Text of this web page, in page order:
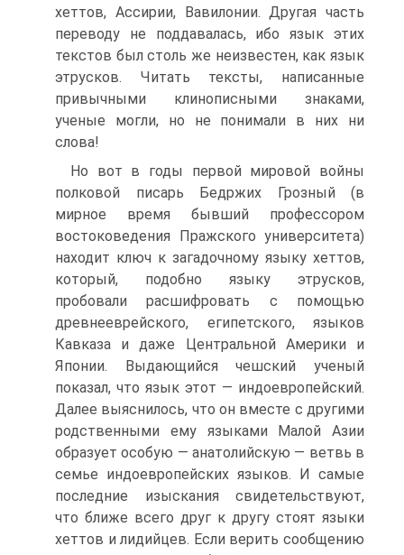
хеттов, Ассирии, Вавилонии. Другая часть
переводу не поддавалась, ибо язык этих
текстов был столь же неизвестен, как язык
этрусков. Читать тексты, написанные
привычными клинописными знаками,
ученые могли, но не понимали в них ни
слова!
Но вот в годы первой мировой войны
полковой писарь Бедржих Грозный (в
мирное время бывший профессором
востоковедения Пражского университета)
находит ключ к загадочному языку хеттов,
который, подобно языку этрусков,
пробовали расшифровать с помощью
древнееврейского, египетского, языков
Кавказа и даже Центральной Америки и
Японии. Выдающийся чешский ученый
показал, что язык этот — индоевропейский.
Далее выяснилось, что он вместе с другими
родственными ему языками Малой Азии
образует особую — анатолийскую — ветвь в
семье индоевропейских языков. И самые
последние изыскания свидетельствуют,
что ближе всего друг к другу стоят языки
хеттов и лидийцев. Если верить сообщению